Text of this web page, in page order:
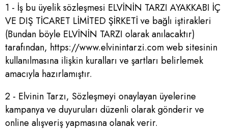
1 - İş bu üyelik sözleşmesi ELVİNİN TARZI AYAKKABI İÇ
VE DIŞ TİCARET LİMİTED ŞİRKETİ ve bağlı iştirakleri
(Bundan böyle ELVİNİN TARZI olarak anılacaktır)
tarafından, https://www.elvinintarzi.com web sitesinin
kullanılmasına ilişkin kuralları ve şartları belirlemek
amacıyla hazırlamıştır.
2 - Elvinin Tarzı, Sözleşmeyi onaylayan üyelerine
kampanya ve duyuruları düzenli olarak gönderir ve
online alışveriş yapmasına olanak verir.